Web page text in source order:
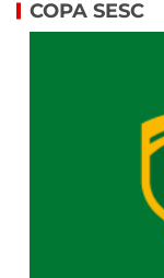
COPA SESC